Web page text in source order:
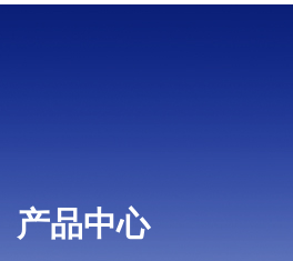
产品中心